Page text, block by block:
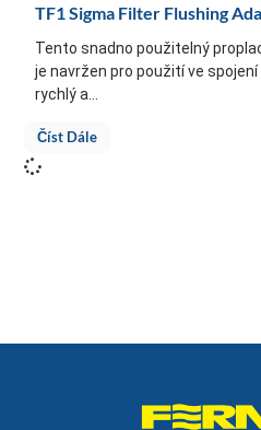
TF1 Sigma Filter Flushing
Tento snadno použitelný
je navržen pro použití ve
rychlý a...
Číst Dále